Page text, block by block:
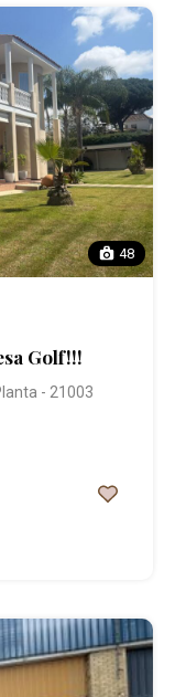
48
Golf!!!
- 21003